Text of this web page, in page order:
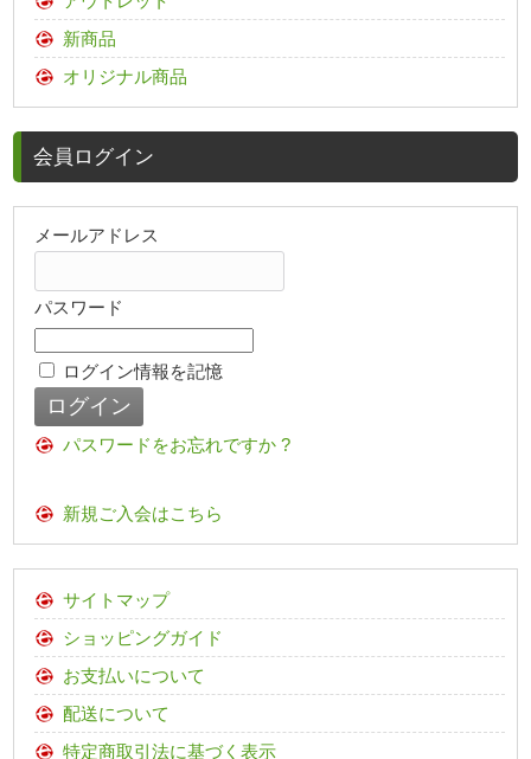
新商品
オリジナル商品
会員ログイン
メールアドレス
パスワード
ログイン情報を記憶
パスワードをお忘れですか ?
新規ご入会はこちら
サイトマップ
ショッピングガイド
お支払いについて
配送について
特定商取引法に基づく表示